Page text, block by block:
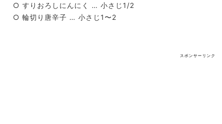
○ すりおろしにんにく … 小さじ1/2
○ 輪切り唐辛子 … 小さじ1〜2
スポンサーリンク